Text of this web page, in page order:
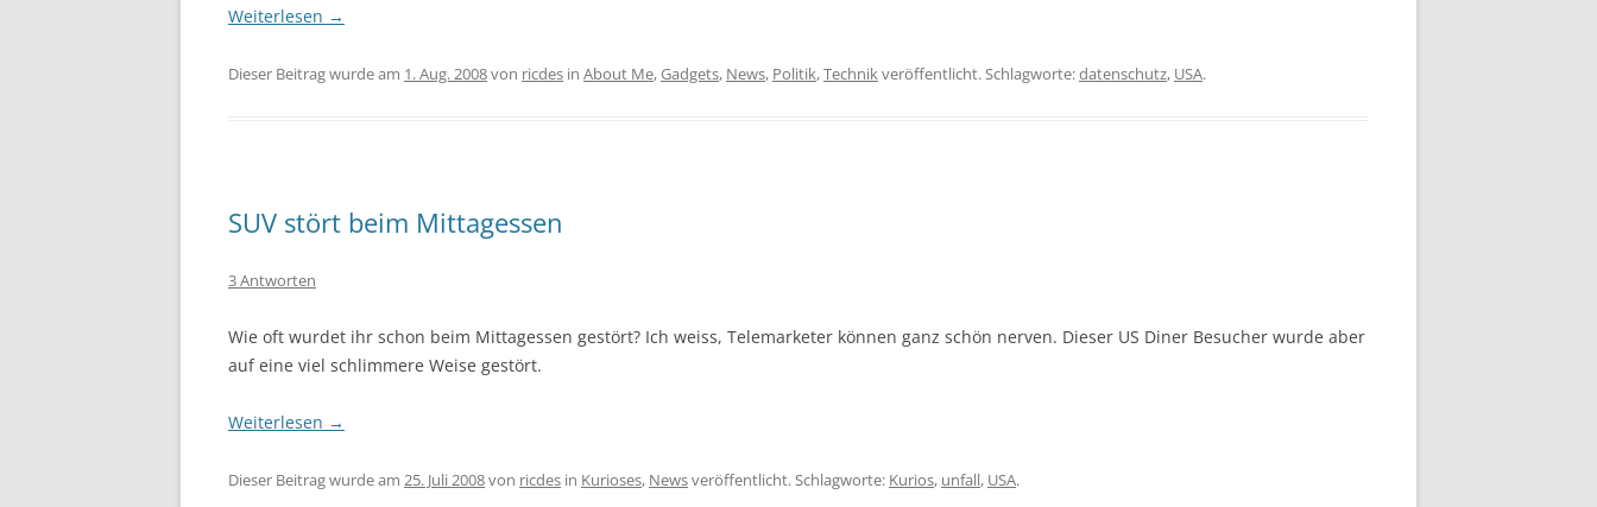
Weiterlesen →
Dieser Beitrag wurde am 1. Aug. 2008von ricdes in About Me,Gadgets, News, Politik,Technikveröffentlicht. Schlagworte:datenschutz, USA.
SUV stört beim Mittagessen
3 Antworten
Wie oft wurdet ihr schon beim Mittagessen gestört? Ich weiss, Telemarketer können ganz schön nerven. Dieser US Diner Besucher wurde aber
auf eine viel schlimmere Weise gestört.
Weiterlesen →
Dieser Beitrag wurde am 25. Juli 2008von ricdes in Kurioses, Newsveröffentlicht. Schlagworte: Kurios, unfall, USA.